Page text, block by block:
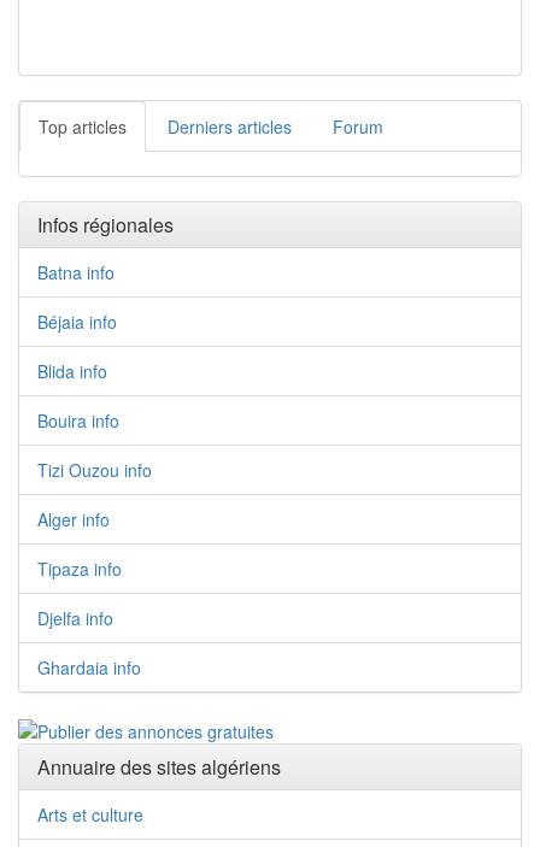
Top articles Derniers articles Forum
Infos régionales
Batna info
Béjaia info
Blida info
Bouira info
Tizi Ouzou info
Alger info
Tipaza info
Djelfa info
Ghardaia info
Annuaire des sites algériens
Arts et culture